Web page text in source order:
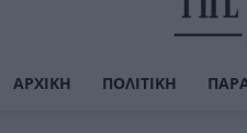
ΑΡΧΙΚΉ ΠΟΛΙΤΙΚΉ